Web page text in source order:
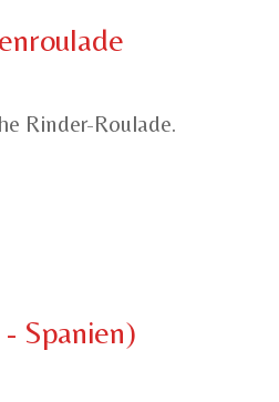
Rinder-Roulade.
Spanien)